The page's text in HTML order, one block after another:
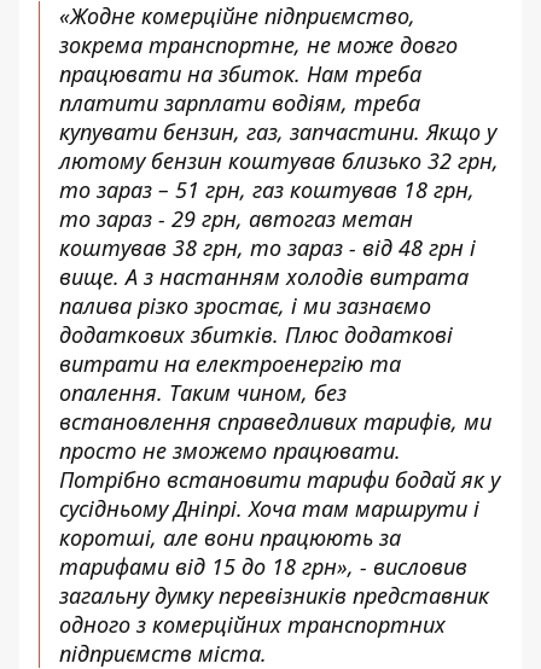
«Жодне комерційне підприємство,
зокрема транспортне, не може довго
працювати на збиток. Нам треба
платити зарплати водіям, треба
купувати бензин, газ, запчастини. Якщо у
лютому бензин коштував близько 32 грн,
то зараз – 51 грн, газ коштував 18 грн,
то зараз - 29 грн, автогаз метан
коштував 38 грн, то зараз - від 48 грн і
вище. А з настанням холодів витрата
палива різко зростає, і ми зазнаємо
додаткових збитків. Плюс додаткові
витрати на електроенергію та
опалення. Таким чином, без
встановлення справедливих тарифів, ми
просто не зможемо працювати.
Потрібно встановити тарифи бодай як у
сусідньому Дніпрі. Хоча там маршрути і
коротші, але вони працюють за
тарифами від 15 до 18 грн», - висловив
загальну думку перевізників представник
одного з комерційних транспортних
підприємств міста.